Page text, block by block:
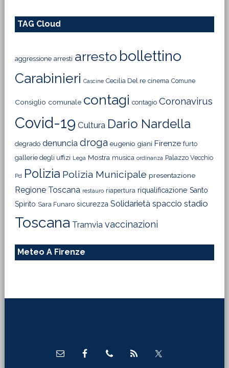
TAG Cloud
aggressione arresti arresto bollettino
Carabinieri Cascine Cecilia Del re cinema Comune
Consiglio comunale contagi contagio Coronavirus
Covid-19 Cultura Dario Nardella
degrado denuncia droga eugenio giani Firenze furto
gallerie degli uffizi Lega Mostra musica ordinanza Palazzo Vecchio
Pd Polizia Polizia Municipale presentazione
Regione Toscana restauro riapertura riqualificazione Santo
Spirito Sara Funaro sicurezza Solidarietà spaccio stadio
Toscana Tramvia vaccinazioni
Meteo A Firenze